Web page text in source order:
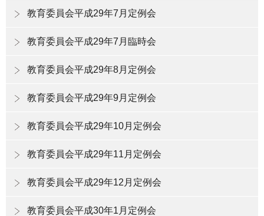
教育委員会平成29年7月定例会
教育委員会平成29年7月臨時会
教育委員会平成29年8月定例会
教育委員会平成29年9月定例会
教育委員会平成29年10月定例会
教育委員会平成29年11月定例会
教育委員会平成29年12月定例会
教育委員会平成30年1月定例会